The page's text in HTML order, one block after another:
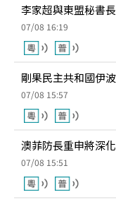
李家超與東盟秘書
07/08 16:19
剛果民主共和國伊
07/08 15:57
澳菲防長重申將深
07/08 15:51